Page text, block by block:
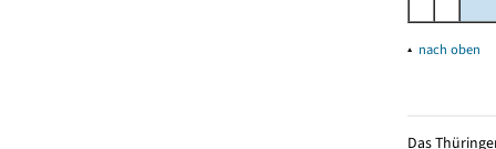
▴ nach oben
Das